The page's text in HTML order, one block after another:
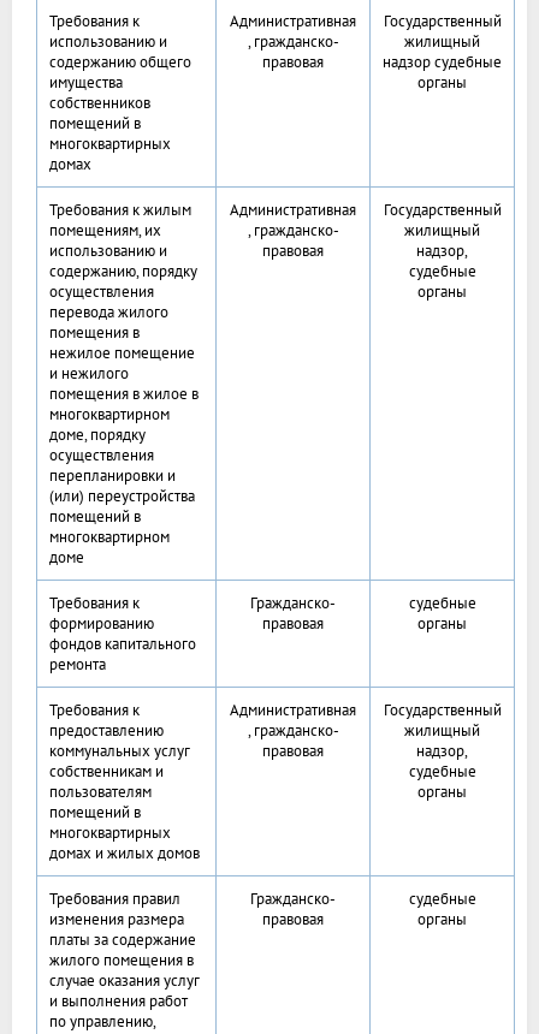
Требования к
использованию и
содержанию общего
имущества
собственников
помещений в
многоквартирных
домах
Административная
, гражданско-
правовая
Государственный
жилищный
надзор судебные
органы
Требования к жилым
помещениям, их
использованию и
содержанию, порядку
осуществления
перевода жилого
помещения в
нежилое помещение
и нежилого
помещения в жилое в
многоквартирном
доме, порядку
осуществления
перепланировки и
(или) переустройства
помещений в
многоквартирном
доме
Административная
, гражданско-
правовая
Государственный
жилищный
надзор,
судебные
органы
Требования к
формированию
фондов капитального
ремонта
Гражданско-
правовая
судебные
органы
Требования к
предоставлению
коммунальных услуг
собственникам и
пользователям
помещений в
многоквартирных
домах и жилых домов
Административная
, гражданско-
правовая
Государственный
жилищный
надзор,
судебные
органы
Требования правил
изменения размера
платы за содержание
жилого помещения в
случае оказания услуг
и выполнения работ
по управлению,
Гражданско-
правовая
судебные
органы